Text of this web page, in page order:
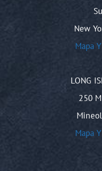
New
Mapa
LONG
250
Mapa